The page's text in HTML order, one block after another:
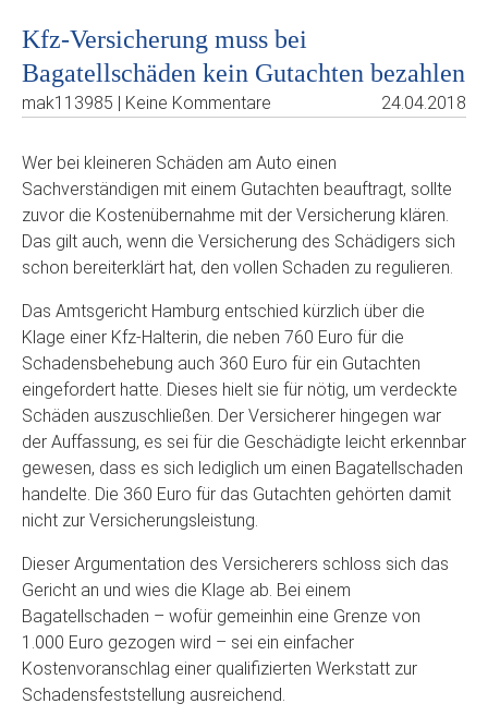
Kfz-Versicherung muss bei
Bagatellschäden kein Gutachten bezahlen
mak113985 | Keine Kommentare 24.04.2018
Wer bei kleineren Schäden am Auto einen
Sachverständigen mit einem Gutachten beauftragt, sollte
zuvor die Kostenübernahme mit der Versicherung klären.
Das gilt auch, wenn die Versicherung des Schädigers sich
schon bereiterklärt hat, den vollen Schaden zu regulieren.
Das Amtsgericht Hamburg entschied kürzlich über die
Klage einer Kfz-Halterin, die neben 760 Euro für die
Schadensbehebung auch 360 Euro für ein Gutachten
eingefordert hatte. Dieses hielt sie für nötig, um verdeckte
Schäden auszuschließen. Der Versicherer hingegen war
der Auffassung, es sei für die Geschädigte leicht erkennbar
gewesen, dass es sich lediglich um einen Bagatellschaden
handelte. Die 360 Euro für das Gutachten gehörten damit
nicht zur Versicherungsleistung.
Dieser Argumentation des Versicherers schloss sich das
Gericht an und wies die Klage ab. Bei einem
Bagatellschaden – wofür gemeinhin eine Grenze von
1.000 Euro gezogen wird – sei ein einfacher
Kostenvoranschlag einer qualifizierten Werkstatt zur
Schadensfeststellung ausreichend.